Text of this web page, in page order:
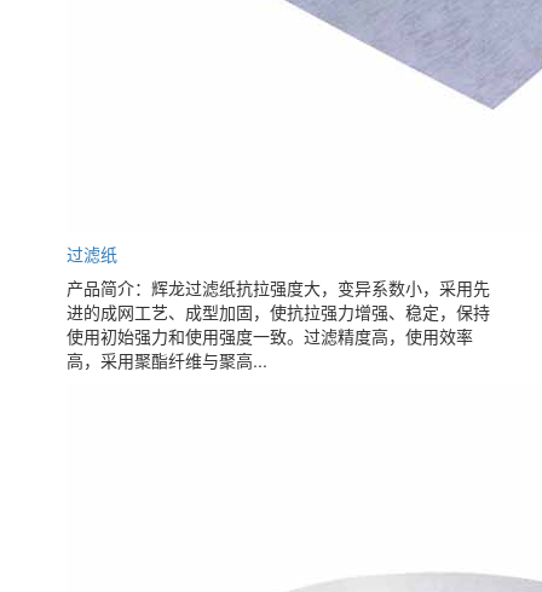
过滤纸
产品简介：辉龙过滤纸抗拉强度大，变异系数小，采用先
进的成网工艺、成型加固，使抗拉强力增强、稳定，保持
使用初始强力和使用强度一致。过滤精度高，使用效率
高，采用聚酯纤维与聚高...